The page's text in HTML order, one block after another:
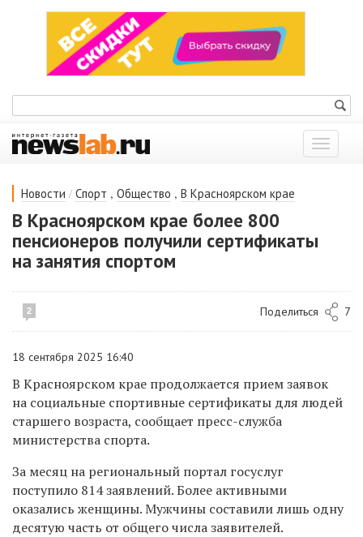
Показать
меню
Новости / Спорт , Общество , В Красноярском крае
В Красноярском крае более 800
пенсионеров получили сертификаты
на занятия спортом
2 Поделиться 7
18 сентября 2025 16:40
В Красноярском крае продолжается прием заявок
на социальные спортивные сертификаты для людей
старшего возраста, сообщает пресс-служба
министерства спорта.
За месяц на региональный портал госуслуг
поступило 814 заявлений. Более активными
оказались женщины. Мужчины составили лишь одну
десятую часть от общего числа заявителей.